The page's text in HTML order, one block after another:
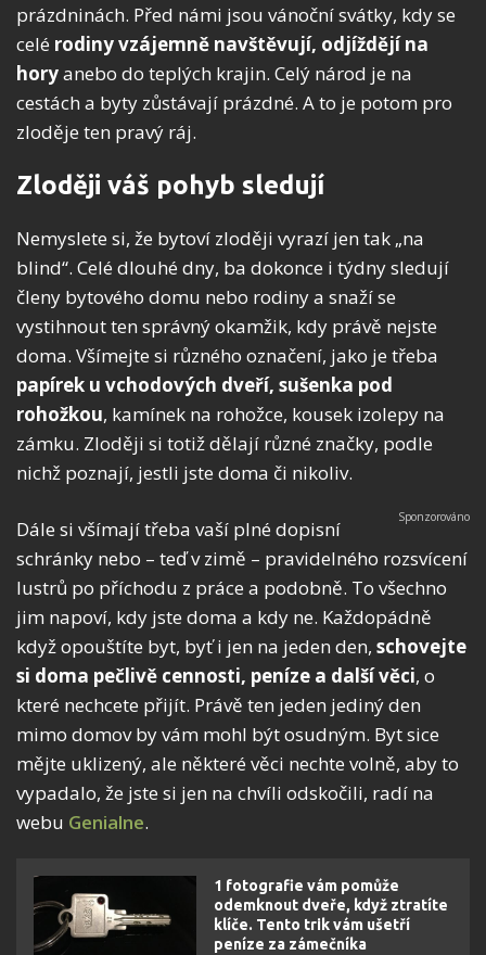
prázdninách. Před námi jsou vánoční svátky, kdy se
celé rodiny vzájemně navštěvují, odjíždějí na
horyanebo do teplých krajin. Celý národ je na
cestách a byty zůstávají prázdné. A to je potom pro
zloděje ten pravý ráj.
Zloději váš pohyb sledují
Nemyslete si, že bytoví zloději vyrazí jen tak „na
blind“. Celé dlouhé dny, ba dokonce i týdny sledují
členy bytového domu nebo rodiny a snaží se
vystihnout ten správný okamžik, kdy právě nejste
doma. Všímejte si různého označení, jako je třeba
papírek u vchodových dveří, sušenka pod
rohožkou, kamínek na rohožce, kousek izolepy na
zámku. Zloději si totiž dělají různé značky, podle
nichž poznají, jestli jste doma či nikoliv.
Dále si všímají třeba vaší plné dopisní
schránky nebo – teď v zimě – pravidelného rozsvícení
lustrů po příchodu z práce a podobně. To všechno
jim napoví, kdy jste doma a kdy ne. Každopádně
když opouštíte byt, byť i jen na jeden den, schovejte
si doma pečlivě cennosti, peníze a další věci, o
které nechcete přijít. Právě ten jeden jediný den
mimo domov by vám mohl být osudným. Byt sice
mějte uklizený, ale některé věci nechte volně, aby to
vypadalo, že jste si jen na chvíli odskočili, radí na
webu Genialne.
1 fotografie vám pomůže
odemknout dveře, když ztratíte
klíče. Tento trik vám ušetří
peníze za zámečníka